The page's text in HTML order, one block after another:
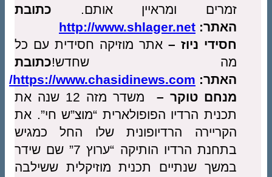
זמרים ומראיין אותם. כתובת
האתר: http://www.shlager.net
חסידי ניוז – אתר מוזיקה חסידית עם כל
מה שחדש!כתובת
האתר: https://www.chasidinews.com/
מנחם טוקר –
משדר מזה 12 שנה את
תכנית הרדיו הפופולארית “מוצ”ש חי”. את
הקריירה הרדיופונית שלו החל כמגיש
בתחנת הרדיו הותיקה “ערוץ 7” שם שידר
במשך שנתיים תכנית מוזיקלית ששילבה